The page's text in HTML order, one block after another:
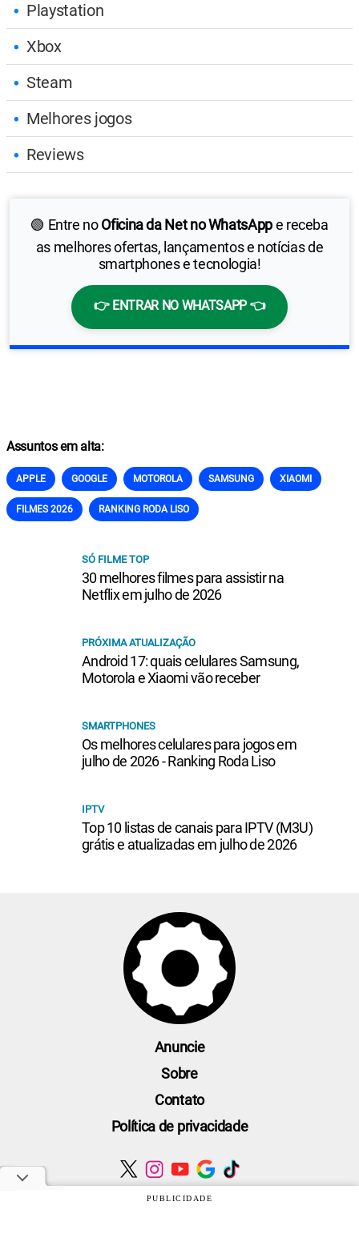
Playstation
Xbox
Steam
Melhores jogos
Reviews
🟢 Entre noOficina da Net no WhatsAppe receba
as melhores ofertas, lançamentos e notícias de
smartphones e tecnologia!
👉 ENTRAR NO WHATSAPP 👈
Assuntos em alta:
APPLE GOOGLE MOTOROLA SAMSUNG XIAOMI
FILMES 2026 RANKING RODA LISO
SÓ FILME TOP
30 melhores filmes para assistir na
Netflix em julho de 2026
PRÓXIMA ATUALIZAÇÃO
Android 17: quais celulares Samsung,
Motorola e Xiaomi vão receber
SMARTPHONES
Os melhores celulares para jogos em
julho de 2026 - Ranking Roda Liso
IPTV
Top 10 listas de canais para IPTV (M3U)
grátis e atualizadas em julho de 2026
Oficina da Net © 2005 - 2026 - Um site do grupo
Anuncie
Sobre
Contato
Política de privacidade
PUBLICIDADE